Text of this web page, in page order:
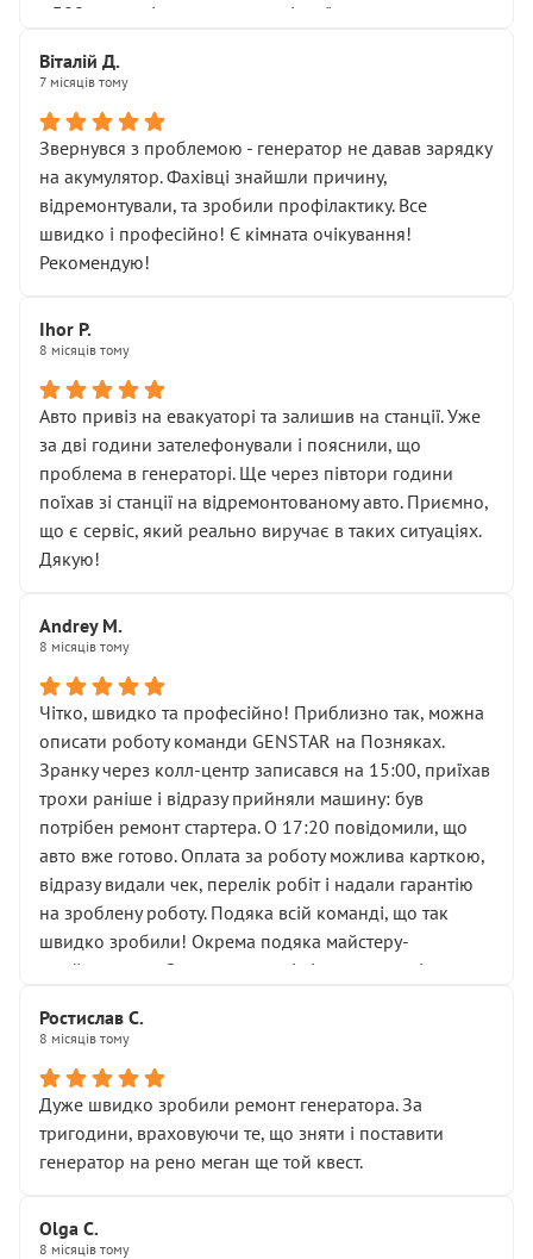
• 300 грн — діагностика гальмівної системи
НЕ погоджував
послуга. Тим більше, я був поруч і жодної реальної
діагностики ходової не проводилось. Після
зауваження гроші за цю “послугу” повернули, що
лише підтвердило мою правоту.
Але головне — я виїжджаю з боксу, і скрип у гальмах
залишився таким самим, як і був. Тобто оплачена
Далі ситуація тільки погіршилась:
• сказали, що тепер “потрібно знімати колеса”
• що біля авто стояти вже не можна
• почали озвучувати купу додаткових робіт без
чіткого пояснення
( ну все зняли та доробили) дякую!
Окремий момент, який виглядає абсурдно:
мені заявили, що бачок гальмівної рідини потрібно
міняти разом із головним гальмівним циліндром у
Для людини, яка хоча б трохи розуміється на техніці,
це звучить як мінімум непрофесійно, а як максимум —
спроба продати дорогий вузол замість елементарних
ущільнювачів.
Що прикро — це не перший мій візит. Раніше міняв у
вас стартер, і тоді сервіс наче справив хороше
враження. Але згодом знайшов декілька гайок під
лобовим склом. Мені пояснили, що це “старі гайки, які
відкручували”, і попросили не хвилюватися. ( надіюсь
новий власник, не застяг в полі))
Але після нинішнього візиту такі дрібниці вже не
здаються дрібницями.
Я — клієнт, який працює на довірі, і саме її цей сервіс
Хотілося б більше:
• належної уваги до авто
• прозорості в роботах і рахунках
• реальної діагностики, а не формального
“подивились і поїхав”
На жаль, складається враження, що сервіс працює не
Стосовно комунікації - все добре
Віталій Д.
7 місяців тому
Звернувся з проблемою - генератор не давав зарядку
на акумулятор. Фахівці знайшли причину,
відремонтували, та зробили профілактику. Все
швидко і професійно! Є кімната очікування!
Рекомендую!
Ihor P.
8 місяців тому
Авто привіз на евакуаторі та залишив на станції. Уже
за дві години зателефонували і пояснили, що
проблема в генераторі. Ще через півтори години
поїхав зі станції на відремонтованому авто. Приємно,
що є сервіс, який реально виручає в таких ситуаціях.
Дякую!
Andrey M.
8 місяців тому
Чітко, швидко та професійно! Приблизно так, можна
описати роботу команди GENSTAR на Позняках.
Зранку через колл-центр записався на 15:00, приїхав
трохи раніше і відразу прийняли машину: був
потрібен ремонт стартера. О 17:20 повідомили, що
авто вже готово. Оплата за роботу можлива карткою,
відразу видали чек, перелік робіт і надали гарантію
на зроблену роботу. Подяка всій команді, що так
швидко зробили! Окрема подяка майстеру-
приймальнику Олександру: всі чітко та по суті.
звертатися до цього автосервісу.
Ростислав С.
8 місяців тому
Дуже швидко зробили ремонт генератора. За
тригодини, враховуючи те, що зняти і поставити
генератор на рено меган ще той квест.
Olga С.
8 місяців тому